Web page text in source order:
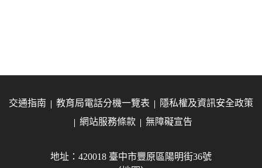
交通指南 教育局電話分機一覽表
隱私權及資訊安全政策
網站服務條款
無障礙宣告
地址：420018 臺中市豐原區陽明街36號